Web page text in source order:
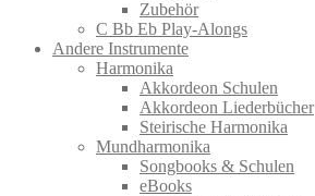
Zubehör
C Bb Eb Play-Alongs
Andere Instrumente
Harmonika
Akkordeon Schulen
Akkordeon Liederbücher
Steirische Harmonika
Mundharmonika
Songbooks & Schulen
eBooks